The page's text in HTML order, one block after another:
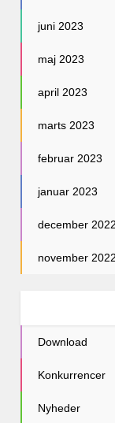
juni 2023
maj 2023
april 2023
marts 2023
februar 2023
januar 2023
december 2022
november 2022
Download
Konkurrencer
Nyheder